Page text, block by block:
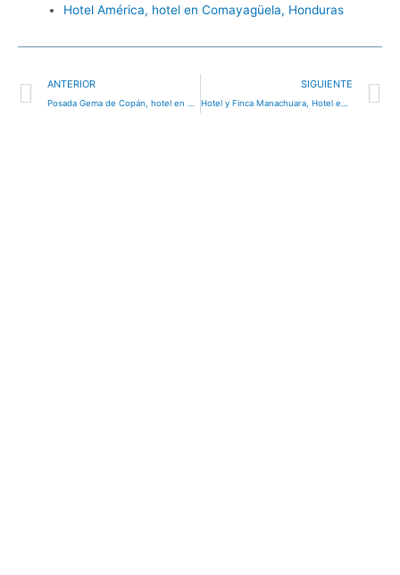
Hotel América, hotel en Comayagüela, Honduras
Ant
ANTERIOR SIGUIENTE